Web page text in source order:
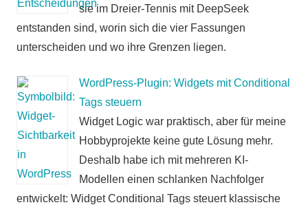
sie im Dreier-Tennis mit DeepSeek
entstanden sind, worin sich die vier Fassungen
unterscheiden und wo ihre Grenzen liegen.
WordPress-Plugin: Widgets mit Conditional
Tags steuern
Widget Logic war praktisch, aber für meine
Hobbyprojekte keine gute Lösung mehr.
Deshalb habe ich mit mehreren KI-
Modellen einen schlanken Nachfolger
entwickelt: Widget Conditional Tags steuert klassische